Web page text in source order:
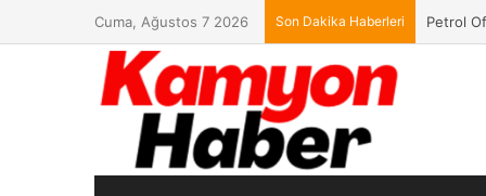
Cuma, Ağustos 7 2026 Son Dakika Haberleri Petrol